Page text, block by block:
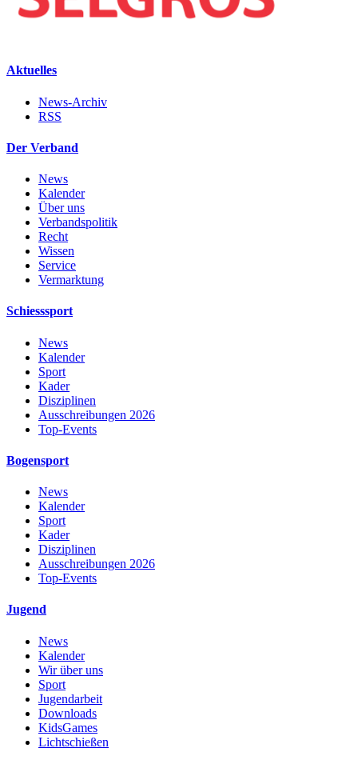
Aktuelles
News-Archiv
RSS
Der Verband
News
Kalender
Über uns
Verbandspolitik
Recht
Wissen
Service
Vermarktung
Schiesssport
News
Kalender
Sport
Kader
Disziplinen
Ausschreibungen 2026
Top-Events
Bogensport
News
Kalender
Sport
Kader
Disziplinen
Ausschreibungen 2026
Top-Events
Jugend
News
Kalender
Wir über uns
Sport
Jugendarbeit
Downloads
KidsGames
Lichtschießen